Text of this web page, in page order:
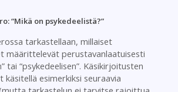
“Mikä on psykedeelistä?”
tarkastellaan, millaiset
määrittelevät perustavanlaatuisesti
tai “psykedeelisen”. Käsikirjoitusten
käsitellä esimerkiksi seuraavia